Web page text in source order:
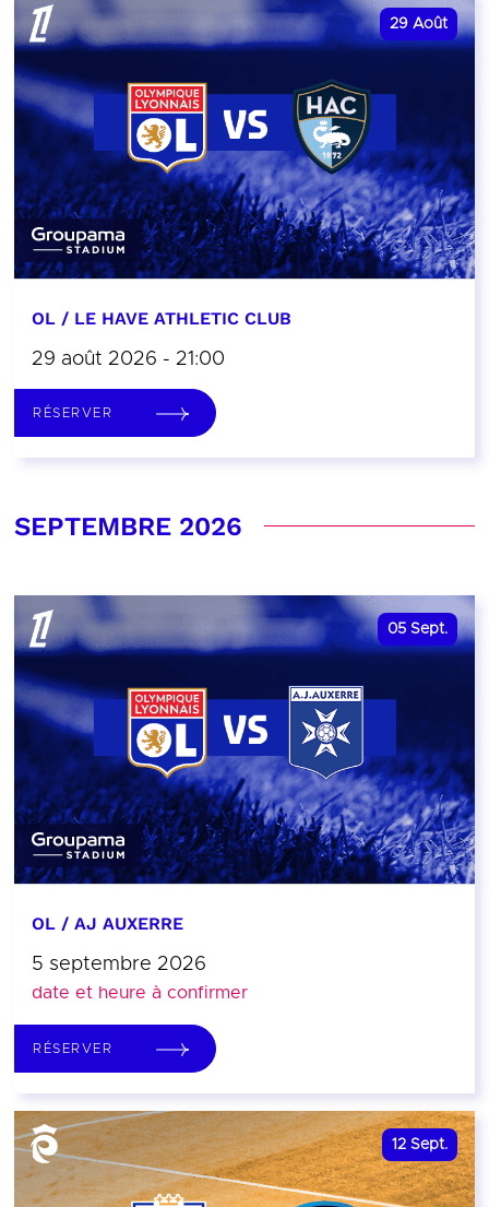
29 Août
OL / LE HAVE ATHLETIC CLUB
29 août 2026 - 21:00
RÉSERVER
SEPTEMBRE 2026
05 Sept.
OL / AJ AUXERRE
5 septembre 2026
date et heure à confirmer
RÉSERVER
12 Sept.